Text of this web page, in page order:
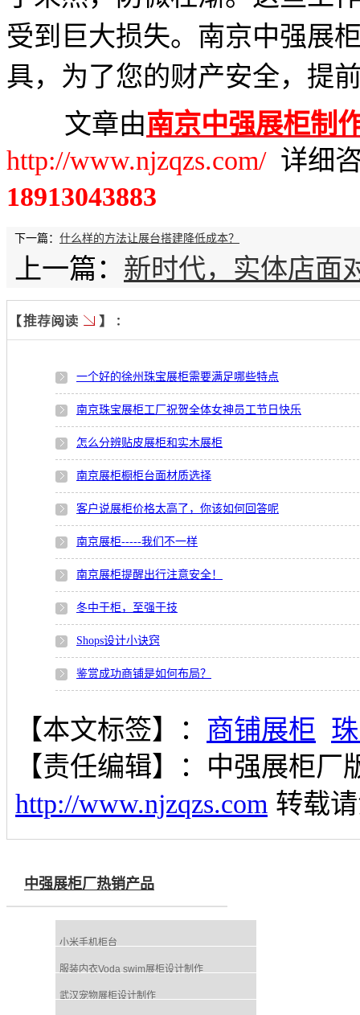
受到巨大损失。南京中强展
具，为了您的财产安全， 提
文章由南京中强展柜制
http://www.njzqzs.com/详细咨
18913043883
下一篇： 什么样的方法让展台搭建降低成本？
上一篇： 新时代，实体店面
一个好的徐州珠宝展柜需要满足哪些特点
南京珠宝展柜工厂祝贺全体女神员工节日快乐
怎么分辨贴皮展柜和实木展柜
南京展柜橱柜台面材质选择
客户说展柜价格太高了，你该如何回答呢
南京展柜-----我们不一样
南京展柜提醒出行注意安全！
冬中于柜，至强于技
Shops设计小诀窍
鉴赏成功商铺是如何布局？
【本文标签】： 商铺展柜
【责任编辑】： 中强展柜厂
http://www.njzqzs.com 转载
中强展柜厂热销产品
小米手机柜台
服装内衣Voda swim展柜设计制作
武汉宠物展柜设计制作